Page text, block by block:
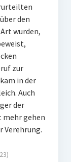
den
wurden,
zur
in der
Auch
der
mehr gehen
Verehrung.